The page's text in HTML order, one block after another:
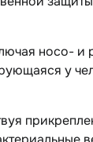
носо- и
у